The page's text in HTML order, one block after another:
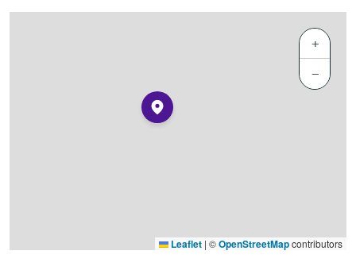
+
−
Leaflet | ©OpenStreetMapcontributors